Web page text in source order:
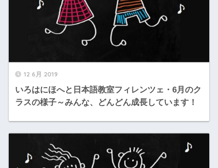
12 6月 2019
いろはにほへと日本語教室フィレンツェ・6月のク
ラスの様子～みんな、どんどん成長しています！